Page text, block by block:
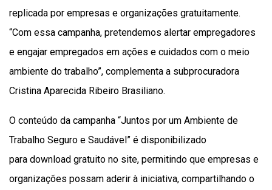
replicada por empresas e organizações gratuitamente.
“Com essa campanha, pretendemos alertar empregadores
e engajar empregados em ações e cuidados com o meio
ambiente do trabalho”, complementa a subprocuradora
Cristina Aparecida Ribeiro Brasiliano.
O conteúdo da campanha “Juntos por um Ambiente de
Trabalho Seguro e Saudável” é disponibilizado
para download gratuito no site, permitindo que empresas e
organizações possam aderir à iniciativa, compartilhando o